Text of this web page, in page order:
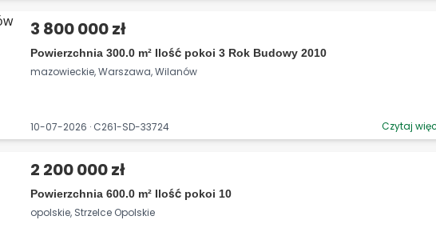
3 800 000 zł
Powierzchnia 300.0 m² Ilość pokoi 3 Rok Budowy 2010
mazowieckie, Warszawa, Wilanów
10-07-2026 · C261-SD-33724 Czytaj
2 200 000 zł
Powierzchnia 600.0 m² Ilość pokoi 10
opolskie, Strzelce Opolskie